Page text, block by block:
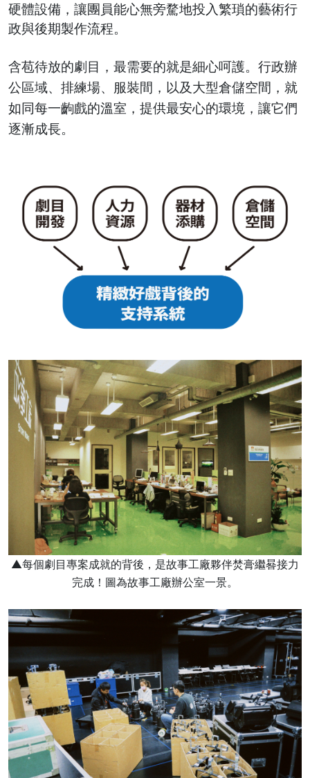
硬體設備，讓團員能心無旁騖地投入繁瑣的藝術行
政與後期製作流程。
含苞待放的劇目，最需要的就是細心呵護。行政辦
公區域、排練場、服裝間，以及大型倉儲空間，就
如同每一齣戲的溫室，提供最安心的環境，讓它們
逐漸成長。
▲每個劇目專案成就的背後，是故事工廠夥伴焚膏繼晷接力
完成！圖為故事工廠辦公室一景。